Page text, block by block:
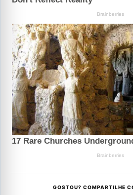
GOSTOU? COMPARTILHE